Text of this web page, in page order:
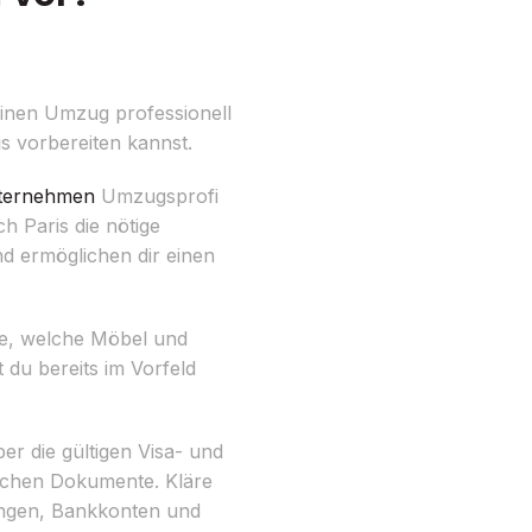
Umzug professionell
vorbereiten kannst.
Umzugsprofi
Paris die nötige
ermöglichen dir einen
welche Möbel und
bereits im Vorfeld
die gültigen Visa- und
Dokumente. Kläre
Bankkonten und